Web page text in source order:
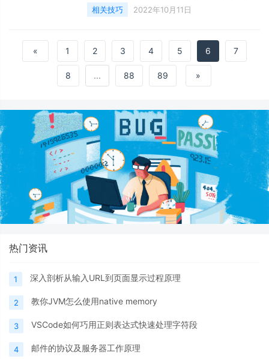
常的实用,有需要的小伙伴可以拿走参考
相关技巧 2022年10月11日
« 1 2 3 4 5 6 7
8 ... 88 89 »
热门资讯
1 深入剖析从输入URL到页面显示过程原理
2 教你JVM怎么使用native memory
3 VSCode如何巧用正则表达式快速处理字符段
4 邮件的协议及服务器工作原理